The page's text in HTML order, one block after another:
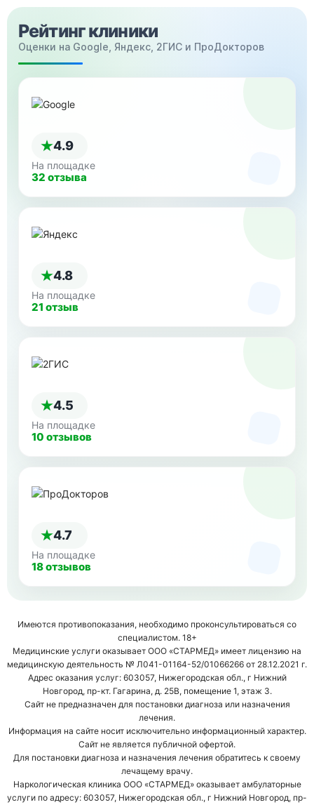
Рейтинг клиники
Оценки на Google, Яндекс, 2ГИС и ПроДокторов
4.9
На площадке
32 отзыва
4.8
На площадке
21 отзыв
4.5
На площадке
10 отзывов
4.7
На площадке
18 отзывов
Имеются противопоказания, необходимо проконсультироваться со
специалистом. 18+
Медицинские услуги оказывает ООО «СТАРМЕД» имеет лицензию на
медицинскую деятельность № Л041-01164-52/01066266 от 28.12.2021 г.
Адрес оказания услуг: 603057, Нижегородская обл., г Нижний
Новгород, пр-кт. Гагарина, д. 25В, помещение 1, этаж 3.
Сайт не предназначен для постановки диагноза или назначения
лечения.
Информация на сайте носит исключительно информационный характер.
Сайт не является публичной офертой.
Для постановки диагноза и назначения лечения обратитесь к своему
лечащему врачу.
Наркологическая клиника ООО «СТАРМЕД» оказывает амбулаторные
услуги по адресу: 603057, Нижегородская обл., г Нижний Новгород, пр-